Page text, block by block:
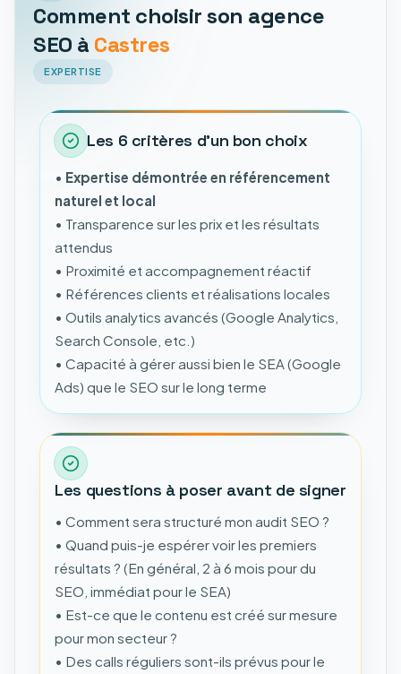
Comment choisir son agence
SEO à Castres
EXPERTISE
Les 6 critères d’un bon choix
• Expertise démontrée en référencement
naturel et local
• Transparence sur les prix et les résultats
attendus
• Proximité et accompagnement réactif
• Références clients et réalisations locales
• Outils analytics avancés (Google Analytics,
Search Console, etc.)
• Capacité à gérer aussi bien le SEA (Google
Ads) que le SEO sur le long terme
Les questions à poser avant de signer
• Comment sera structuré mon audit SEO ?
• Quand puis-je espérer voir les premiers
résultats ? (En général, 2 à 6 mois pour du
SEO, immédiat pour le SEA)
• Est-ce que le contenu est créé sur mesure
pour mon secteur ?
• Des calls réguliers sont-ils prévus pour le